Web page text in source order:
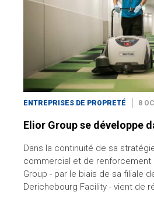
ENTREPRISES DE PROPRETÉ 8
Elior Group se développe
Dans la continuité de sa
commercial et de renforcement
Group - par le biais de sa filiale
Derichebourg Facility - vient de